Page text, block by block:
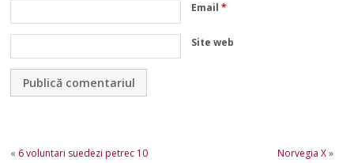
Email*
Site web
« 6 voluntari suedezi petrec 10
Norvegia X»